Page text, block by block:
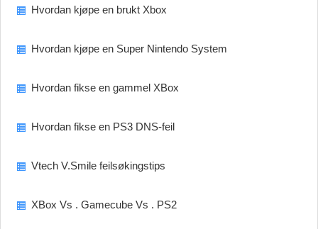
Hvordan kjøpe en brukt Xbox
Hvordan kjøpe en Super Nintendo System
Hvordan fikse en gammel XBox
Hvordan fikse en PS3 DNS-feil
Vtech V.Smile feilsøkingstips
XBox Vs . Gamecube Vs . PS2